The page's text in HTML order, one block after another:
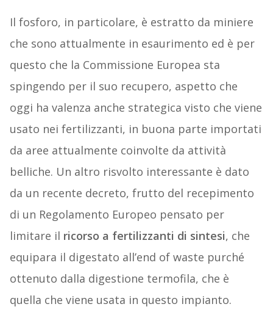
Il fosforo, in particolare, è estratto da miniere
che sono attualmente in esaurimento ed è per
questo che la Commissione Europea sta
spingendo per il suo recupero, aspetto che
oggi ha valenza anche strategica visto che viene
usato nei fertilizzanti, in buona parte importati
da aree attualmente coinvolte da attività
belliche. Un altro risvolto interessante è dato
da un recente decreto, frutto del recepimento
di un Regolamento Europeo pensato per
limitare il ricorso a fertilizzanti di sintesi, che
equipara il digestato all’end of waste purché
ottenuto dalla digestione termofila, che è
quella che viene usata in questo impianto.